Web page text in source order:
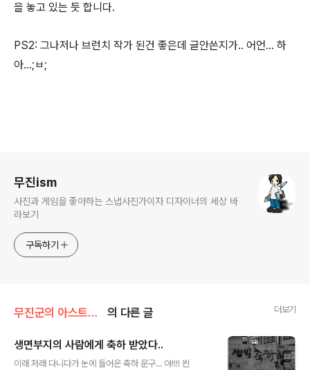
을 놓고 있는 듯 합니다.
PS2: 그나저나 브런치 작가 된건 좋은데 글안쓴지가.. 어언... 하
아...;ㅂ;
무진ism
사진과 게임을 좋아하는 스냅사진가이자 디자이너의 세상 바
라보기
구독하기
무진군의 아스트랄 세계 의 다른 글 더보기
생면부지의 사람에게 축하 받았다..
이래 저래 다니다가 눈에 들어온 축하 문구... 야!!!! 씐